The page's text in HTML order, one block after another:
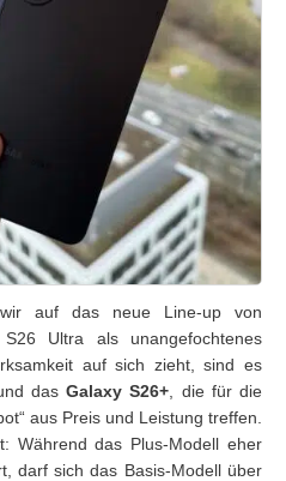
auf das neue Line-up von
Ultra als unangefochtenes
auf sich zieht, sind es
dasGalaxy S26+ , die für die
aus Preis und Leistung treffen.
Während das Plus-Modell eher
darf sich das Basis-Modell über